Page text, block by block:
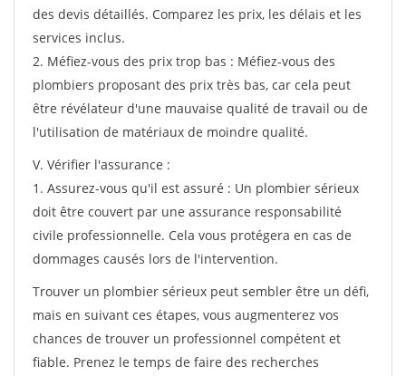
des devis détaillés. Comparez les prix, les délais et les
services inclus.
2. Méfiez-vous des prix trop bas : Méfiez-vous des
plombiers proposant des prix très bas, car cela peut
être révélateur d'une mauvaise qualité de travail ou de
l'utilisation de matériaux de moindre qualité.
V. Vérifier l'assurance :
1. Assurez-vous qu'il est assuré : Un plombier sérieux
doit être couvert par une assurance responsabilité
civile professionnelle. Cela vous protégera en cas de
dommages causés lors de l'intervention.
Trouver un plombier sérieux peut sembler être un défi,
mais en suivant ces étapes, vous augmenterez vos
chances de trouver un professionnel compétent et
fiable. Prenez le temps de faire des recherches